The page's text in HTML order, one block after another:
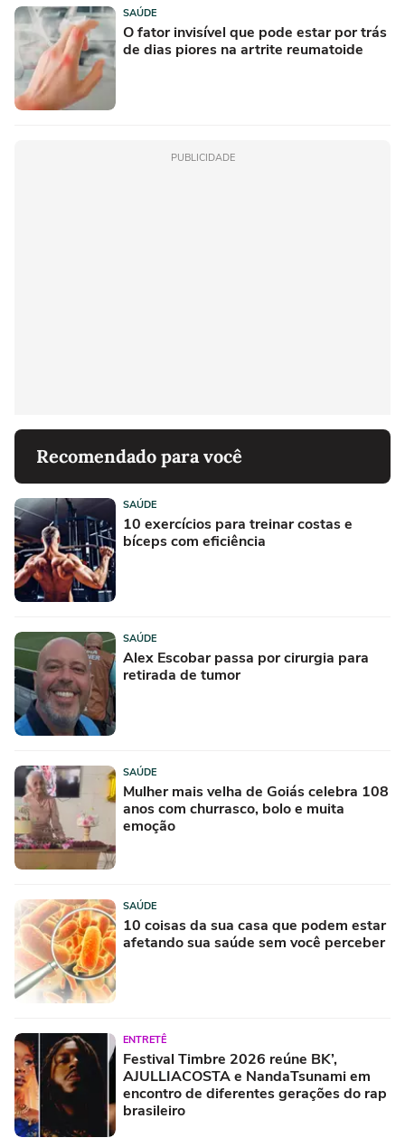
SAÚDE
O fator invisível que pode estar por trás
de dias piores na artrite reumatoide
PUBLICIDADE
Recomendado para você
SAÚDE
10 exercícios para treinar costas e
bíceps com eficiência
SAÚDE
Alex Escobar passa por cirurgia para
retirada de tumor
SAÚDE
Mulher mais velha de Goiás celebra 108
anos com churrasco, bolo e muita
emoção
SAÚDE
10 coisas da sua casa que podem estar
afetando sua saúde sem você perceber
ENTRETÊ
Festival Timbre 2026 reúne BK’,
AJULLIACOSTA e NandaTsunami em
encontro de diferentes gerações do rap
brasileiro